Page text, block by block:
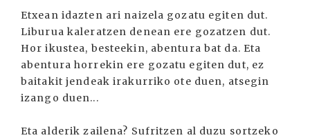
Etxean idazten ari naizela gozatu egiten dut.
Liburua kaleratzen denean ere gozatzen dut.
Hor ikustea, besteekin, abentura bat da. Eta
abentura horrekin ere gozatu egiten dut, ez
baitakit jendeak irakurriko ote duen, atsegin
izango duen...
Eta alderik zailena? Sufritzen al duzu sortzeko